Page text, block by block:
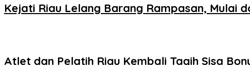
Kejati Riau Lelang Barang Rampasan, Mulai
Atlet dan Pelatih Riau Kembali Tagih Sisa